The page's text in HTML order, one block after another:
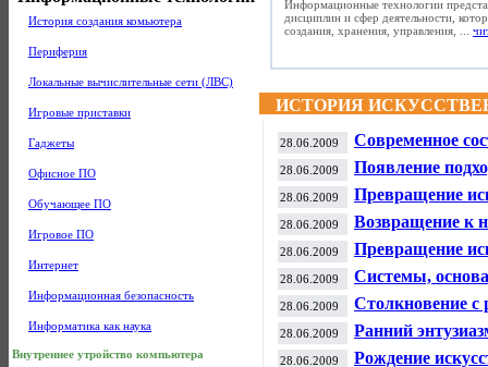
История создания комьютера
Периферия
Локальные вычислительные сети (ЛВС)
Игровые приставки
Гаджеты
Офисное ПО
Обучающее ПО
Игровое ПО
Интернет
Информационная безопасность
Информатика как наука
Внутреннее утройство компьютера
Информационные технологии
дисциплин и сфер деятельности,
создания, хранения, управления, ...
ИСТОРИЯ
28.06.2009 Современное
28.06.2009
Появление
28.06.2009
Превращение
с 1987 года по
28.06.2009
Возвращение к
настоящее
28.06.2009
Превращение
(период с 1980
28.06.2009
Системы,
ключом к успеху
28.06.2009
Столкновение с
год)
28.06.2009
Ранний
по 1969 год)
28.06.2009 Рождение